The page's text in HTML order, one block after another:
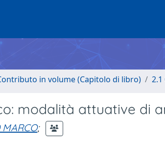
in volume (Capitolo di libro)
modalità attuative di
MARCO;